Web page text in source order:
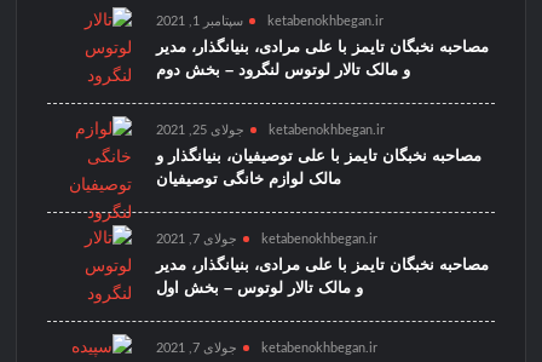
ketabenokhbegan.ir سپتامبر 1, 2021
مصاحبه نخبگان تایمز با علی مرادی، بنیانگذار، مدیر
و مالک تالار لوتوس لنگرود – بخش دوم
ketabenokhbegan.ir جولای 25, 2021
مصاحبه نخبگان تایمز با علی توصیفیان، بنیانگذار و
مالک لوازم خانگی توصیفیان
ketabenokhbegan.ir جولای 7, 2021
مصاحبه نخبگان تایمز با علی مرادی، بنیانگذار، مدیر
و مالک تالار لوتوس – بخش اول
ketabenokhbegan.ir جولای 7, 2021